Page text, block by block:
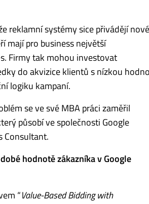
reklamní systémy sice přivádějí nov
mají pro business největší
Firmy tak mohou investovat
do akvizice klientů s nízkou
logiku kampaní.
ém se ve svéMBA práci zaměřil
působí ve společnosti Google
Consultant.
hodnotě zákazníka v Google
“Value-Based Bidding with